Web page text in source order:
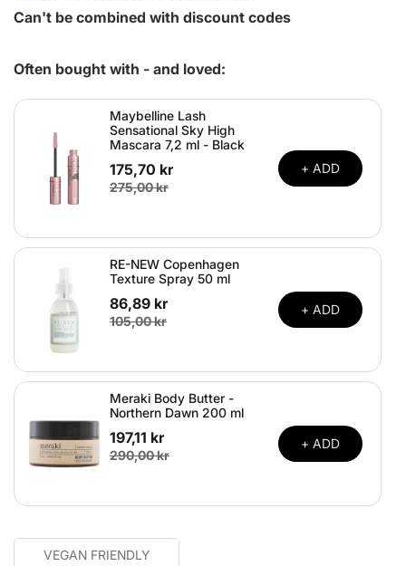
Can't be combined with discount codes
Often bought with - and loved:
Maybelline Lash
Sensational Sky High
Mascara 7,2 ml - Black
175,70 kr
275,00 kr
+ ADD
RE-NEW Copenhagen
Texture Spray 50 ml
86,89 kr
105,00 kr
+ ADD
Meraki Body Butter -
Northern Dawn 200 ml
197,11 kr
290,00 kr
+ ADD
VEGAN FRIENDLY